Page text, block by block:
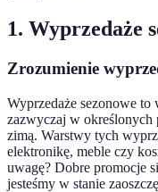
1. Wyprzedaże
Zrozumienie
Wyprzedaże sezonowe
zazwyczaj w określonych
zimą. Warstwy tych
elektronikę, meble czy
uwagę? Dobre promocje
jesteśmy w stanie